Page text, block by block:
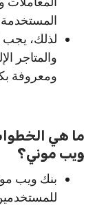
المستخدمة
لذلك،
والمتاجر
ومعروفة
ما هي
ويب موني؟
بنك ويب